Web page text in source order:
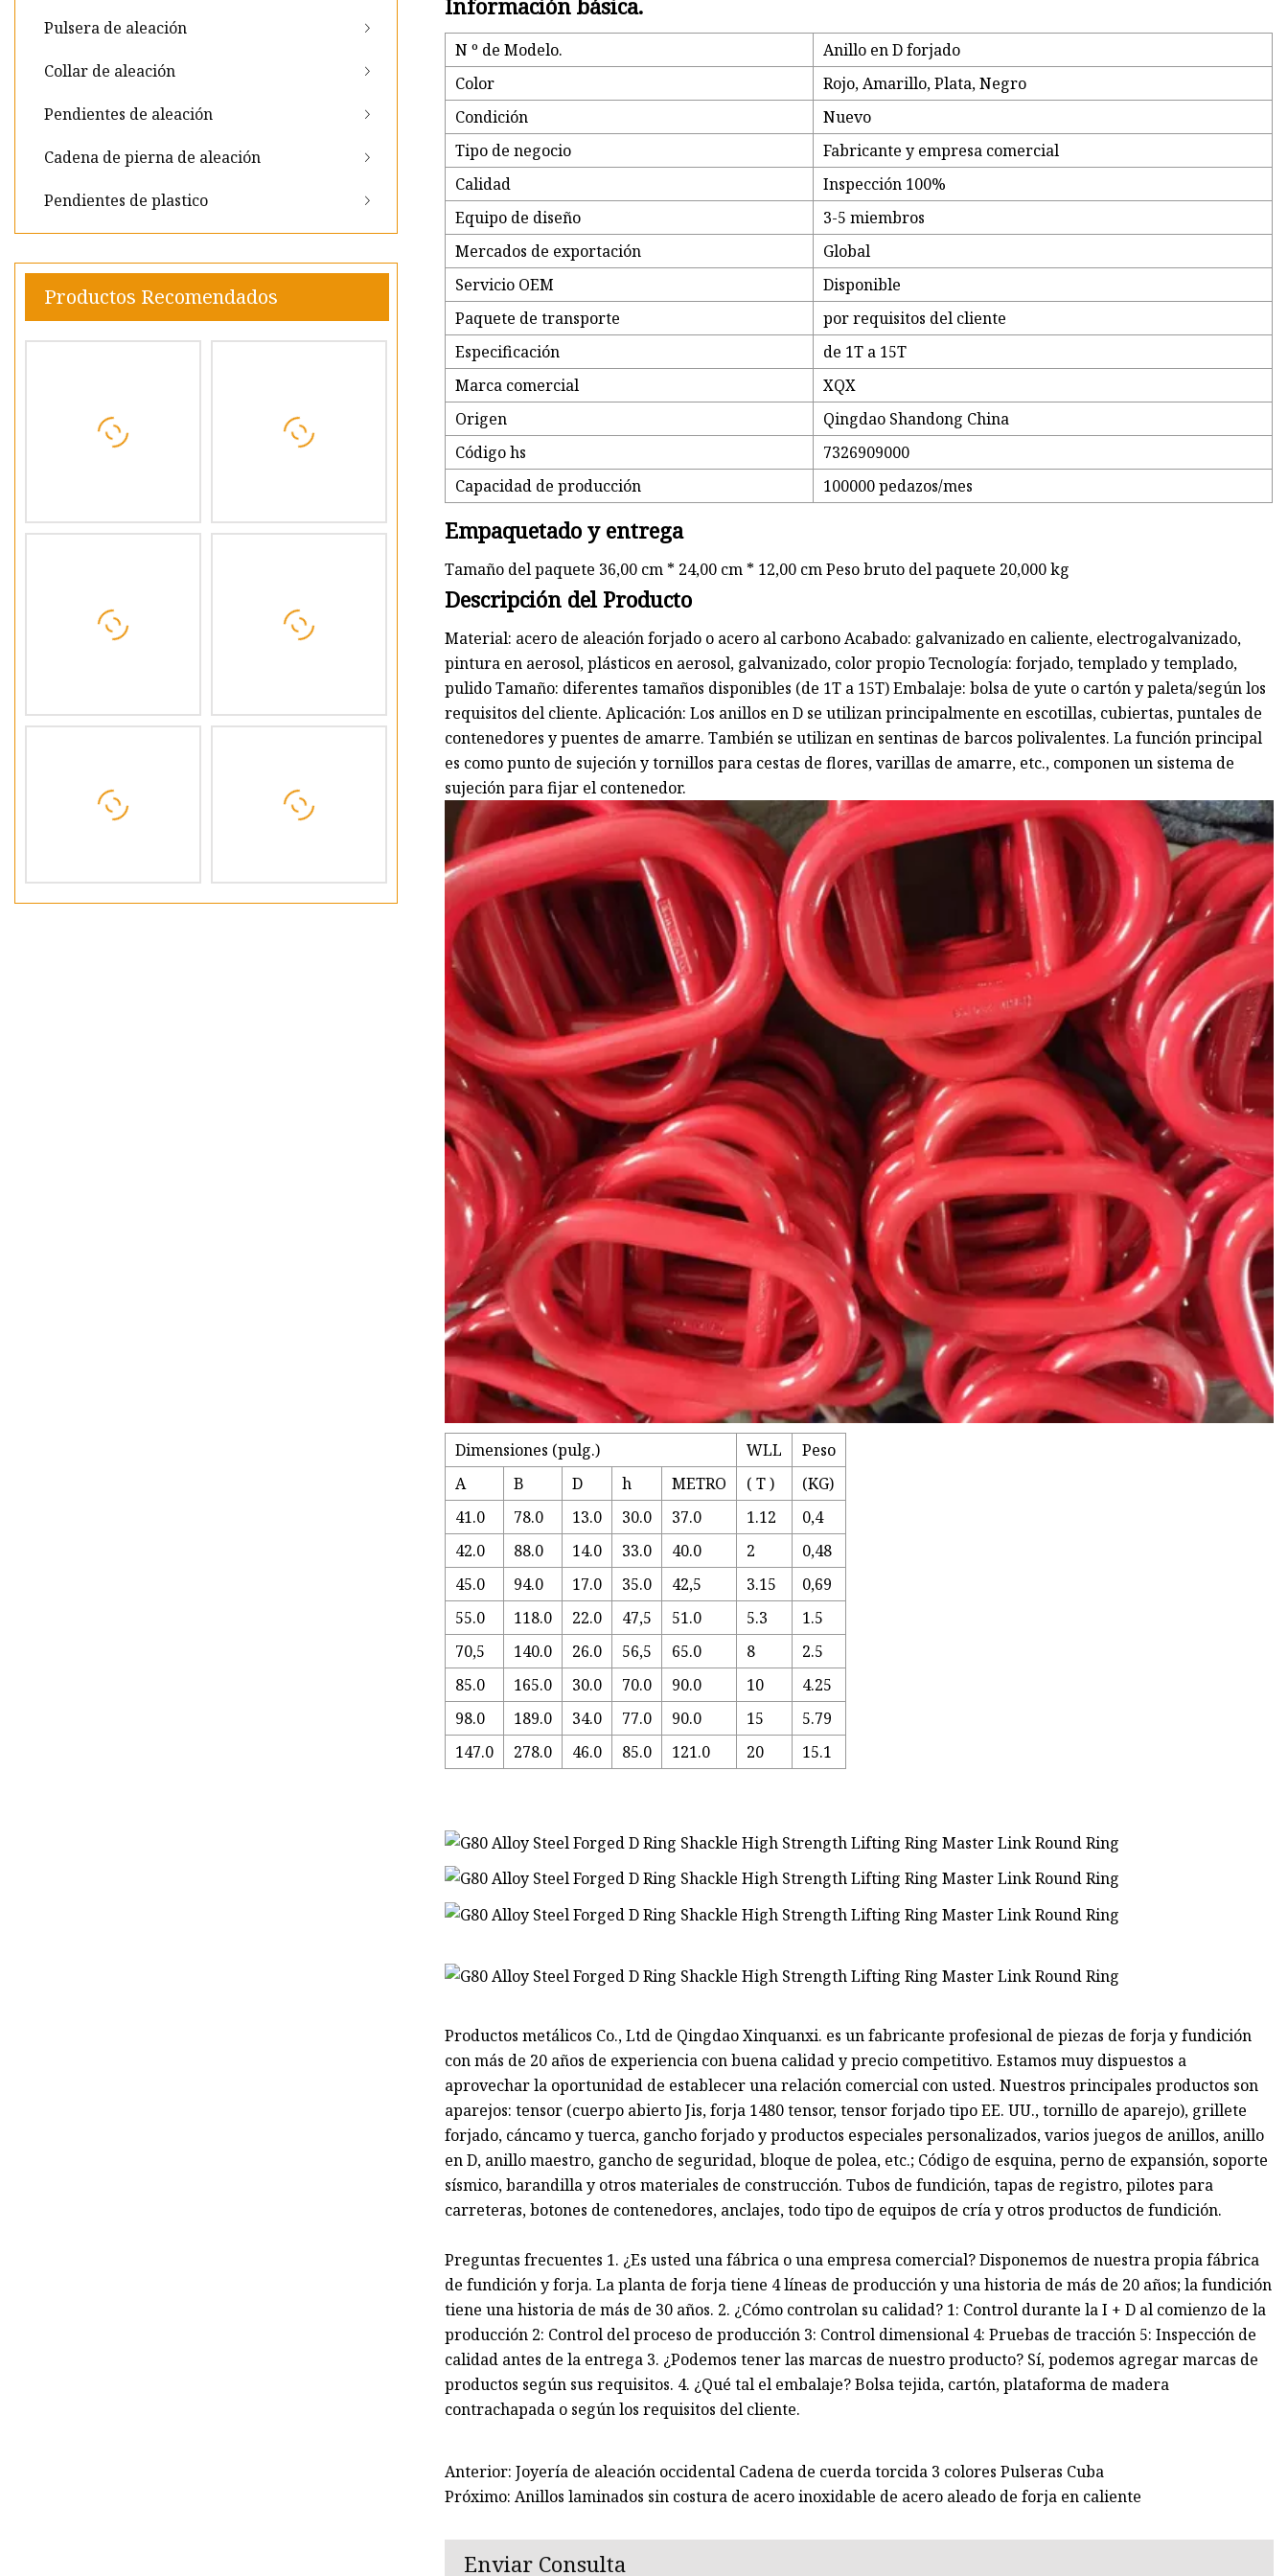
Pulsera de aleación
Collar de aleación
Pendientes de aleación
Cadena de pierna de aleación
Pendientes de plastico
Productos Recomendados
Información básica.
N º de Modelo.
Anillo en D forjado
Color
Rojo, Amarillo, Plata, Negro
Condición
Nuevo
Tipo de negocio
Fabricante y empresa comercial
Calidad
Inspección 100%
Equipo de diseño
3-5 miembros
Mercados de exportación
Global
Servicio OEM
Disponible
Paquete de transporte
por requisitos del cliente
Especificación
de 1T a 15T
Marca comercial
XQX
Origen
Qingdao Shandong China
Código hs
7326909000
Capacidad de producción
100000 pedazos/mes
Empaquetado y entrega
Tamaño del paquete 36,00 cm * 24,00 cm * 12,00 cm Peso bruto del paquete 20,000 kg
Descripción del Producto
Material: acero de aleación forjado o acero al carbono Acabado: galvanizado en caliente, electrogalvanizado,
pintura en aerosol, plásticos en aerosol, galvanizado, color propio Tecnología: forjado, templado y templado,
pulido Tamaño: diferentes tamaños disponibles (de 1T a 15T) Embalaje: bolsa de yute o cartón y paleta/según los
requisitos del cliente. Aplicación: Los anillos en D se utilizan principalmente en escotillas, cubiertas, puntales de
contenedores y puentes de amarre. También se utilizan en sentinas de barcos polivalentes. La función principal
es como punto de sujeción y tornillos para cestas de flores, varillas de amarre, etc., componen un sistema de
sujeción para fijar el contenedor.
Dimensiones (pulg.) WLL
Peso
A
B D h METRO ( T )
(KG)
41.0
78.0 13.0 30.0 37.0 1.12
0,4
42.0
88.0 14.0 33.0 40.0 2
0,48
45.0
94.0 17.0 35.0 42,5 3.15
0,69
55.0
118.0 22.0 47,5 51.0 5.3
1.5
70,5
140.0 26.0 56,5 65.0 8
2.5
85.0
165.0 30.0 70.0 90.0 10
4.25
98.0
189.0 34.0 77.0 90.0 15
5.79
147.0
278.0 46.0 85.0 121.0 20 15.1
Productos metálicos Co., Ltd de Qingdao Xinquanxi. es un fabricante profesional de piezas de forja y fundición
con más de 20 años de experiencia con buena calidad y precio competitivo. Estamos muy dispuestos a
aprovechar la oportunidad de establecer una relación comercial con usted. Nuestros principales productos son
aparejos: tensor (cuerpo abierto Jis, forja 1480 tensor, tensor forjado tipo EE. UU., tornillo de aparejo), grillete
forjado, cáncamo y tuerca, gancho forjado y productos especiales personalizados, varios juegos de anillos, anillo
en D, anillo maestro, gancho de seguridad, bloque de polea, etc.; Código de esquina, perno de expansión, soporte
sísmico, barandilla y otros materiales de construcción. Tubos de fundición, tapas de registro, pilotes para
carreteras, botones de contenedores, anclajes, todo tipo de equipos de cría y otros productos de fundición.
Preguntas frecuentes 1. ¿Es usted una fábrica o una empresa comercial? Disponemos de nuestra propia fábrica
de fundición y forja. La planta de forja tiene 4 líneas de producción y una historia de más de 20 años; la fundición
tiene una historia de más de 30 años. 2. ¿Cómo controlan su calidad? 1: Control durante la I + D al comienzo de la
producción 2: Control del proceso de producción 3: Control dimensional 4: Pruebas de tracción 5: Inspección de
calidad antes de la entrega 3. ¿Podemos tener las marcas de nuestro producto? Sí, podemos agregar marcas de
productos según sus requisitos. 4. ¿Qué tal el embalaje? Bolsa tejida, cartón, plataforma de madera
contrachapada o según los requisitos del cliente.
Anterior: Joyería de aleación occidental Cadena de cuerda torcida 3 colores Pulseras Cuba
Próximo: Anillos laminados sin costura de acero inoxidable de acero aleado de forja en caliente
Enviar Consulta